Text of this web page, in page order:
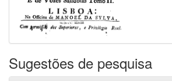
Sugestões de pesquisa